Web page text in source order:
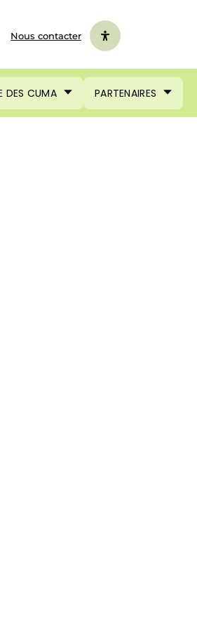
Nous contacter
DES CUMA PARTENAIRES